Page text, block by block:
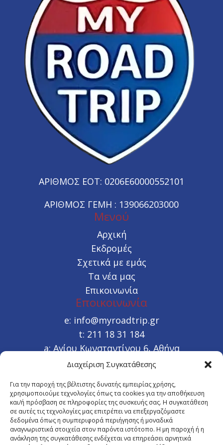
Διαχείριση Συγκατάθεσης
Για την παροχή της βέλτιστης δυνατής εμπειρίας χρήσης,
χρησιμοποιούμε τεχνολογίες όπως τα cookies για την αποθήκευση
και/ή πρόσβαση σε πληροφορίες της συσκευής σας. Η συγκατάθεση
σε αυτές τις τεχνολογίες μας επιτρέπει να επεξεργαζόμαστε
δεδομένα όπως η συμπεριφορά περιήγησης ή μοναδικά
αναγνωριστικά στοιχεία στον παρόντα ιστότοπο. Η μη παροχή ή η
ανάκληση της συγκατάθεσης ενδέχεται να επηρεάσει αρνητικά
ΑΡΙΘΜΟΣ ΕΟΤ: 0206E60000552101
ΑΡΙΘΜΟΣ ΓΕΜΗ : 139066203000
Μενού
Αρχική
Εκδρομές
Σχετικά με εμάς
Τα νέα μας
Επικοινωνία
Εποικοινωνία
e: info@myroadtrip.gr
t: 211 18 31 184
a:Αγίου Κωνσταντίνου 6, Αθήνα
 
Χρήσιμοι Σύνδεσμοι
Όροι συμμετοχής
Διαδικασία Κράτησης
Newsletter